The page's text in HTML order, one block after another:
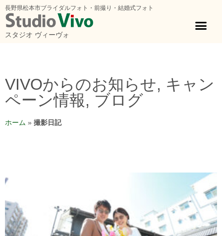
長野県松本市ブライダルフォト・前撮り・結婚式フォト
スタジオ ヴィーヴォ
VIVOからのお知らせ, キャン
ペーン情報, ブログ
ホーム » 撮影日記